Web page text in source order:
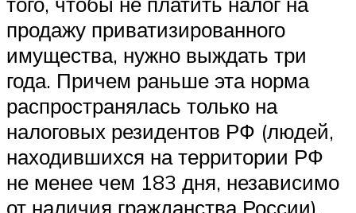
продажу приватизированного
имущества, нужно выждать три
года. Причем раньше эта норма
распространялась только на
налоговых резидентов РФ (людей,
находившихся на территории РФ
не менее чем 183 дня, независимо
от наличия гражданства России).